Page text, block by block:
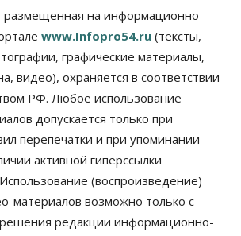
прошёл митинг
закона о памятниках
завершены работы по
рулежных дорожек
Общество
стали реже оформлять
схеме
Право&Порядок
размещенная на информационно-
www.Infopro54.ru (тексты,
графические материалы,
видео), охраняется в соответствии
РФ. Любое использование
допускается только при
перепечатки и при упоминании
активной гиперссылки
(воспроизведение)
материалов возможно только с
редакции информационно-